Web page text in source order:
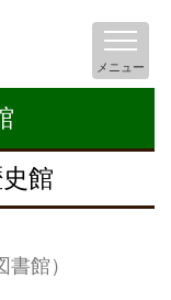
館
メニュー
館）